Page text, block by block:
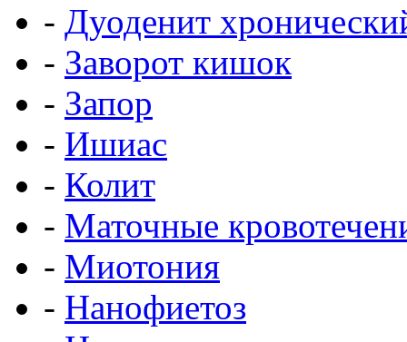
- Дуоденит
- Заворот кишок
- Запор
- Ишиас
- Колит
- Маточные
- Миотония
- Нанофиетоз